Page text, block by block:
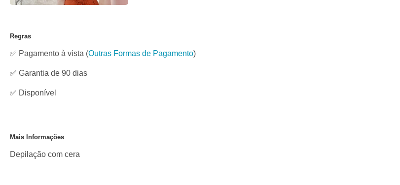
Regras
✅ Pagamento à vista (Outras Formas de Pagamento)
✅ Garantia de 90 dias
✅ Disponível
Mais Informações
Depilação com cera